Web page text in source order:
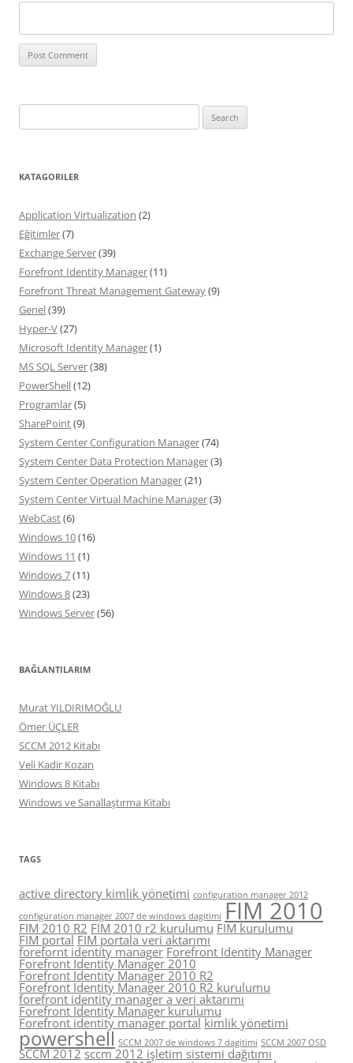
for:
KATAGORILER
Application Virtualization (2)
Eğitimler(7)
Exchange Server(39)
Forefront Identity Manager(11)
Forefront Threat Management Gateway(9)
Genel(39)
Hyper-V(27)
Microsoft Identity Manager(1)
MS SQL Server(38)
PowerShell(12)
Programlar(5)
SharePoint(9)
System Center Configuration Manager(74)
System Center Data Protection Manager(3)
System Center Operation Manager(21)
System Center Virtual Machine Manager(3)
WebCast(6)
Windows 10(16)
Windows 11 (1)
Windows 7(11)
Windows 8(23)
Windows Server(56)
BAĞLANTILARIM
Murat YILDIRIMOĞLU
Ömer ÜÇLER
SCCM 2012 Kitabı
Veli Kadir Kozan
Windows 8 Kitabı
Windows ve Sanallaştırma Kitabı
TAGS
active directory kimlik yönetimi configuration manager 2012
configüration manager 2007 de windows dagitimi FIM 2010
FIM 2010 R2 FIM 2010 r2 kurulumu FIM kurulumu
FIM portal FIM portala veri aktarımı
forefornt identity manager Forefront Identity Manager
Forefront Identity Manager 2010
Forefront Identity Manager 2010 R2
Forefront Identity Manager 2010 R2 kurulumu
forefront identity manager a veri aktarımı
Forefront Identity Manager kurulumu
Forefront identity manager portal kimlik yönetimi
powershell SCCM 2007 de windows 7 dagitimi SCCM 2007 OSD
SCCM 2012 sccm 2012 işletim sistemi dağıtımı